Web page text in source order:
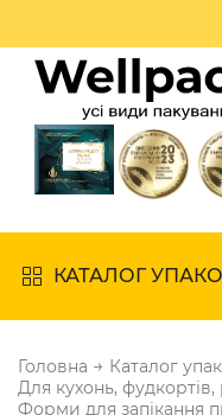
КАТАЛОГ
Головна → Каталог
Для кухонь, фудкортів,
Форми для запікання